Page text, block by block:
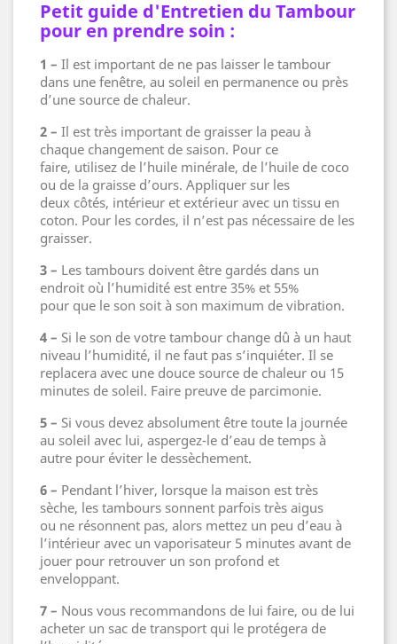
Petit guide d'Entretien du Tambour
pour en prendre soin :
1 – Il est important de ne pas laisser le tambour
dans une fenêtre, au soleil en permanence ou près
d’une source de chaleur.
2 – Il est très important de graisser la peau à
chaque changement de saison. Pour ce
faire, utilisez de l’huile minérale, de l’huile de coco
ou de la graisse d’ours. Appliquer sur les
deux côtés, intérieur et extérieur avec un tissu en
coton. Pour les cordes, il n’est pas nécessaire de les
graisser.
3 – Les tambours doivent être gardés dans un
endroit où l’humidité est entre 35% et 55%
pour que le son soit à son maximum de vibration.
4 – Si le son de votre tambour change dû à un haut
niveau l’humidité, il ne faut pas s’inquiéter. Il se
replacera avec une douce source de chaleur ou 15
minutes de soleil. Faire preuve de parcimonie.
5 – Si vous devez absolument être toute la journée
au soleil avec lui, aspergez-le d’eau de temps à
autre pour éviter le dessèchement.
6 – Pendant l’hiver, lorsque la maison est très
sèche, les tambours sonnent parfois très aigus
ou ne résonnent pas, alors mettez un peu d’eau à
l’intérieur avec un vaporisateur 5 minutes avant de
jouer pour retrouver un son profond et
enveloppant.
7 – Nous vous recommandons de lui faire, ou de lui
acheter un sac de transport qui le protégera de